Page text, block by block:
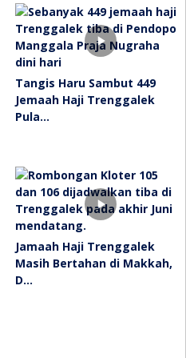
Tangis Haru Sambut 449
Jemaah Haji Trenggalek
Pula…
Jamaah Haji Trenggalek
Masih Bertahan di Makkah,
D…